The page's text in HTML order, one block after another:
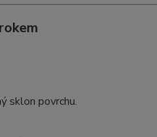
sklon povrchu.